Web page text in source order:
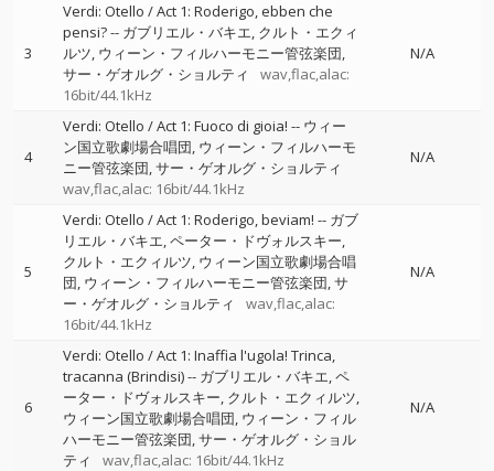
3
Verdi: Otello / Act 1: Roderigo, ebben che
pensi?-- ガブリエル・バキエ クルト・エクィ
ルツ ウィーン・フィルハーモニー管弦楽団
サー・ゲオルグ・ショルティ
wav,flac,alac:
16bit/44.1kHz
N/A
4
Verdi: Otello / Act 1: Fuoco di gioia! -- ウィー
ン国立歌劇場合唱団 ウィーン・フィルハーモ
ニー管弦楽団 サー・ゲオルグ・ショルティ
wav,flac,alac: 16bit/44.1kHz
N/A
5
Verdi: Otello / Act 1: Roderigo, beviam! -- ガブ
リエル・バキエ ペーター・ドヴォルスキー
クルト・エクィルツ ウィーン国立歌劇場合唱
団 ウィーン・フィルハーモニー管弦楽団 サ
ー・ゲオルグ・ショルティ
wav,flac,alac:
16bit/44.1kHz
N/A
6
Verdi: Otello / Act 1: Inaffia l'ugola! Trinca,
tracanna (Brindisi)-- ガブリエル・バキエ ペ
ーター・ドヴォルスキー クルト・エクィルツ
ウィーン国立歌劇場合唱団 ウィーン・フィル
ハーモニー管弦楽団 サー・ゲオルグ・ショル
ティ
wav,flac,alac: 16bit/44.1kHz
N/A